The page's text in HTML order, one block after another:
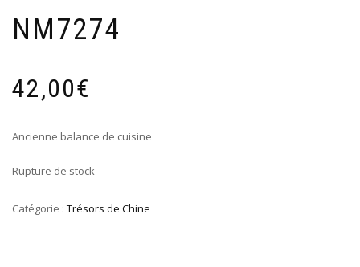
NM7274
42,00€
Ancienne balance de cuisine
Rupture de stock
Catégorie : Trésors de Chine